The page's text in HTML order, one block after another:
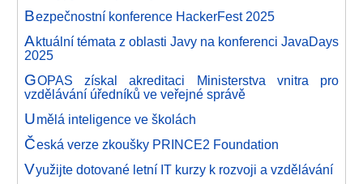
Bezpečnostní konference HackerFest 2025
Aktuální témata z oblasti Javy na konferenci JavaDays
2025
GOPAS získal akreditaci Ministerstva vnitra pro
vzdělávání úředníků ve veřejné správě
Umělá inteligence ve školách
Česká verze zkoušky PRINCE2 Foundation
Využijte dotované letní IT kurzy k rozvoji a vzdělávání